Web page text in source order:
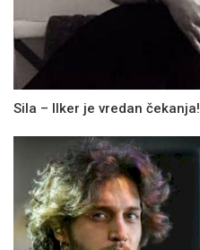
Sila – Ilker je vredan čekanja!